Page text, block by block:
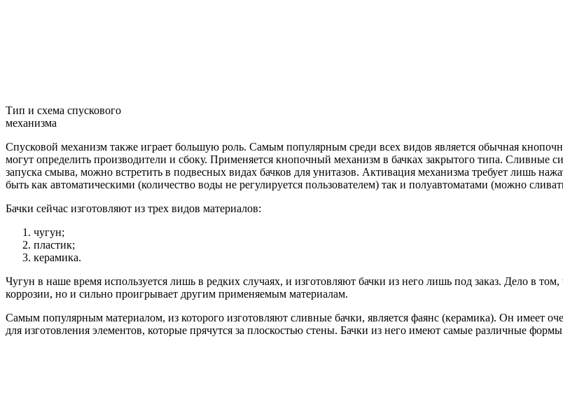
Тип и схема спускового
механизма
Спусковой механизм также играет большую роль. Самым популярным среди всех видов является обычная
могут определить производители и сбоку. Применяется кнопочный механизм в бачках закрытого типа.
запуска смыва, можно встретить в подвесных видах бачков для унитазов. Активация механизма требует лишь
быть как автоматическими (количество воды не регулируется пользователем) так и полуавтоматами (можно
Бачки сейчас изготовляют из трех видов материалов:
чугун;
пластик;
керамика.
Чугун в наше время используется лишь в редких случаях, и изготовляют бачки из него лишь под заказ. Дело в
коррозии, но и сильно проигрывает другим применяемым материалам.
Самым популярным материалом, из которого изготовляют сливные бачки, является фаянс (керамика). Он имеет
для изготовления элементов, которые прячутся за плоскостью стены. Бачки из него имеют самые различные